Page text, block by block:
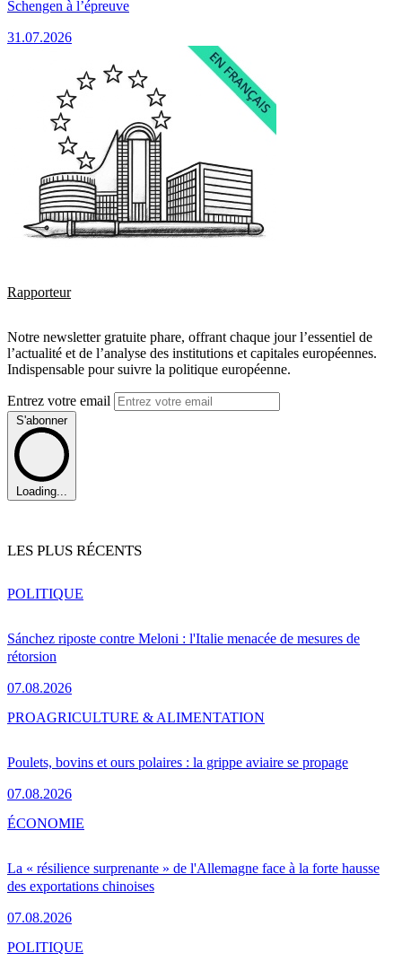
Schengen à l’épreuve
31.07.2026
Rapporteur
Notre newsletter gratuite phare, offrant chaque jour l’essentiel de
l’actualité et de l’analyse des institutions et capitales européennes.
Indispensable pour suivre la politique européenne.
Entrez votre email
S'abonner
Loading...
LES PLUS RÉCENTS
Sánchez riposte contre Meloni : l'Italie menacée de mesures de
rétorsion
07.08.2026
POLITIQUE
Poulets, bovins et ours polaires : la grippe aviaire se propage
07.08.2026
PROAGRICULTURE & ALIMENTATION
La « résilience surprenante » de l'Allemagne face à la forte hausse
des exportations chinoises
07.08.2026
ÉCONOMIE
POLITIQUE